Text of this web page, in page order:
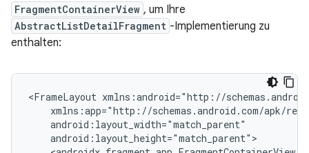
FragmentContainerView , um Ihre
AbstractListDetailFragment -Implementierung zu
enthalten:
<FrameLayout